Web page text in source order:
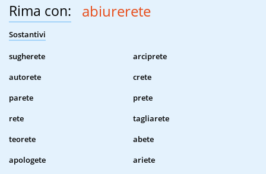
Rima con: abiurerete
Sostantivi
sugherete
arciprete
autorete
crete
parete
prete
rete
tagliarete
teorete
abete
apologete
ariete